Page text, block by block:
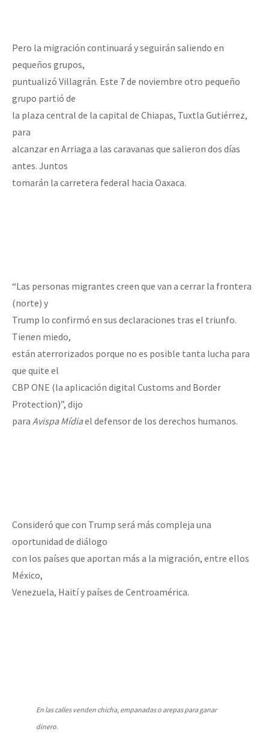
Pero la migración continuará y seguirán saliendo en
pequeños grupos,
puntualizó Villagrán. Este 7 de noviembre otro pequeño
grupo partió de
la plaza central de la capital de Chiapas, Tuxtla Gutiérrez,
para
alcanzar en Arriaga a las caravanas que salieron dos días
antes. Juntos
tomarán la carretera federal hacia Oaxaca.
“Las personas migrantes creen que van a cerrar la frontera
(norte) y
Trump lo confirmó en sus declaraciones tras el triunfo.
Tienen miedo,
están aterrorizados porque no es posible tanta lucha para
que quite el
CBP ONE (la aplicación digital Customs and Border
Protection)”, dijo
para Avispa Mídiael defensor de los derechos humanos.
Consideró que con Trump será más compleja una
oportunidad de diálogo
con los países que aportan más a la migración, entre ellos
México,
Venezuela, Haití y países de Centroamérica.
En las calles venden chicha, empanadas o arepas para ganar
dinero.